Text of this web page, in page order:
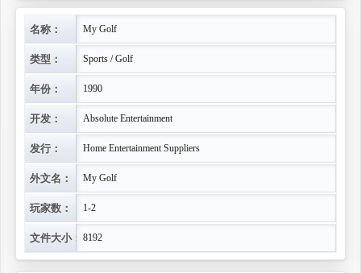
名称： My Golf
类型： Sports / Golf
年份： 1990
开发： Absolute Entertainment
发行： Home Entertainment Suppliers
外文名： My Golf
玩家数： 1-2
文件大小： 8192